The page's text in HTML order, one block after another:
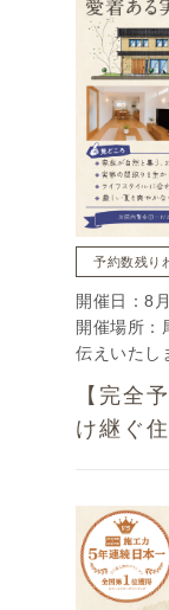
予約数残り
開催日：8
開催場所
伝えいたし
【完全
け継ぐ